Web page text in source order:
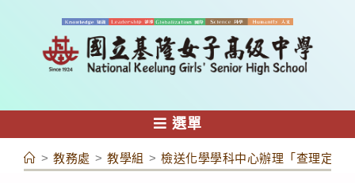
容
選單
> 教務處 > 教學組 > 檢送化學學科中心辦理「查理定律